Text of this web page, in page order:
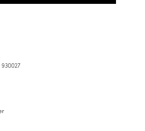
930027